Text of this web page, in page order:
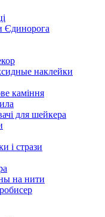
Єдинорога
наклейки
каміння
для шейкера
і стрази
на нити